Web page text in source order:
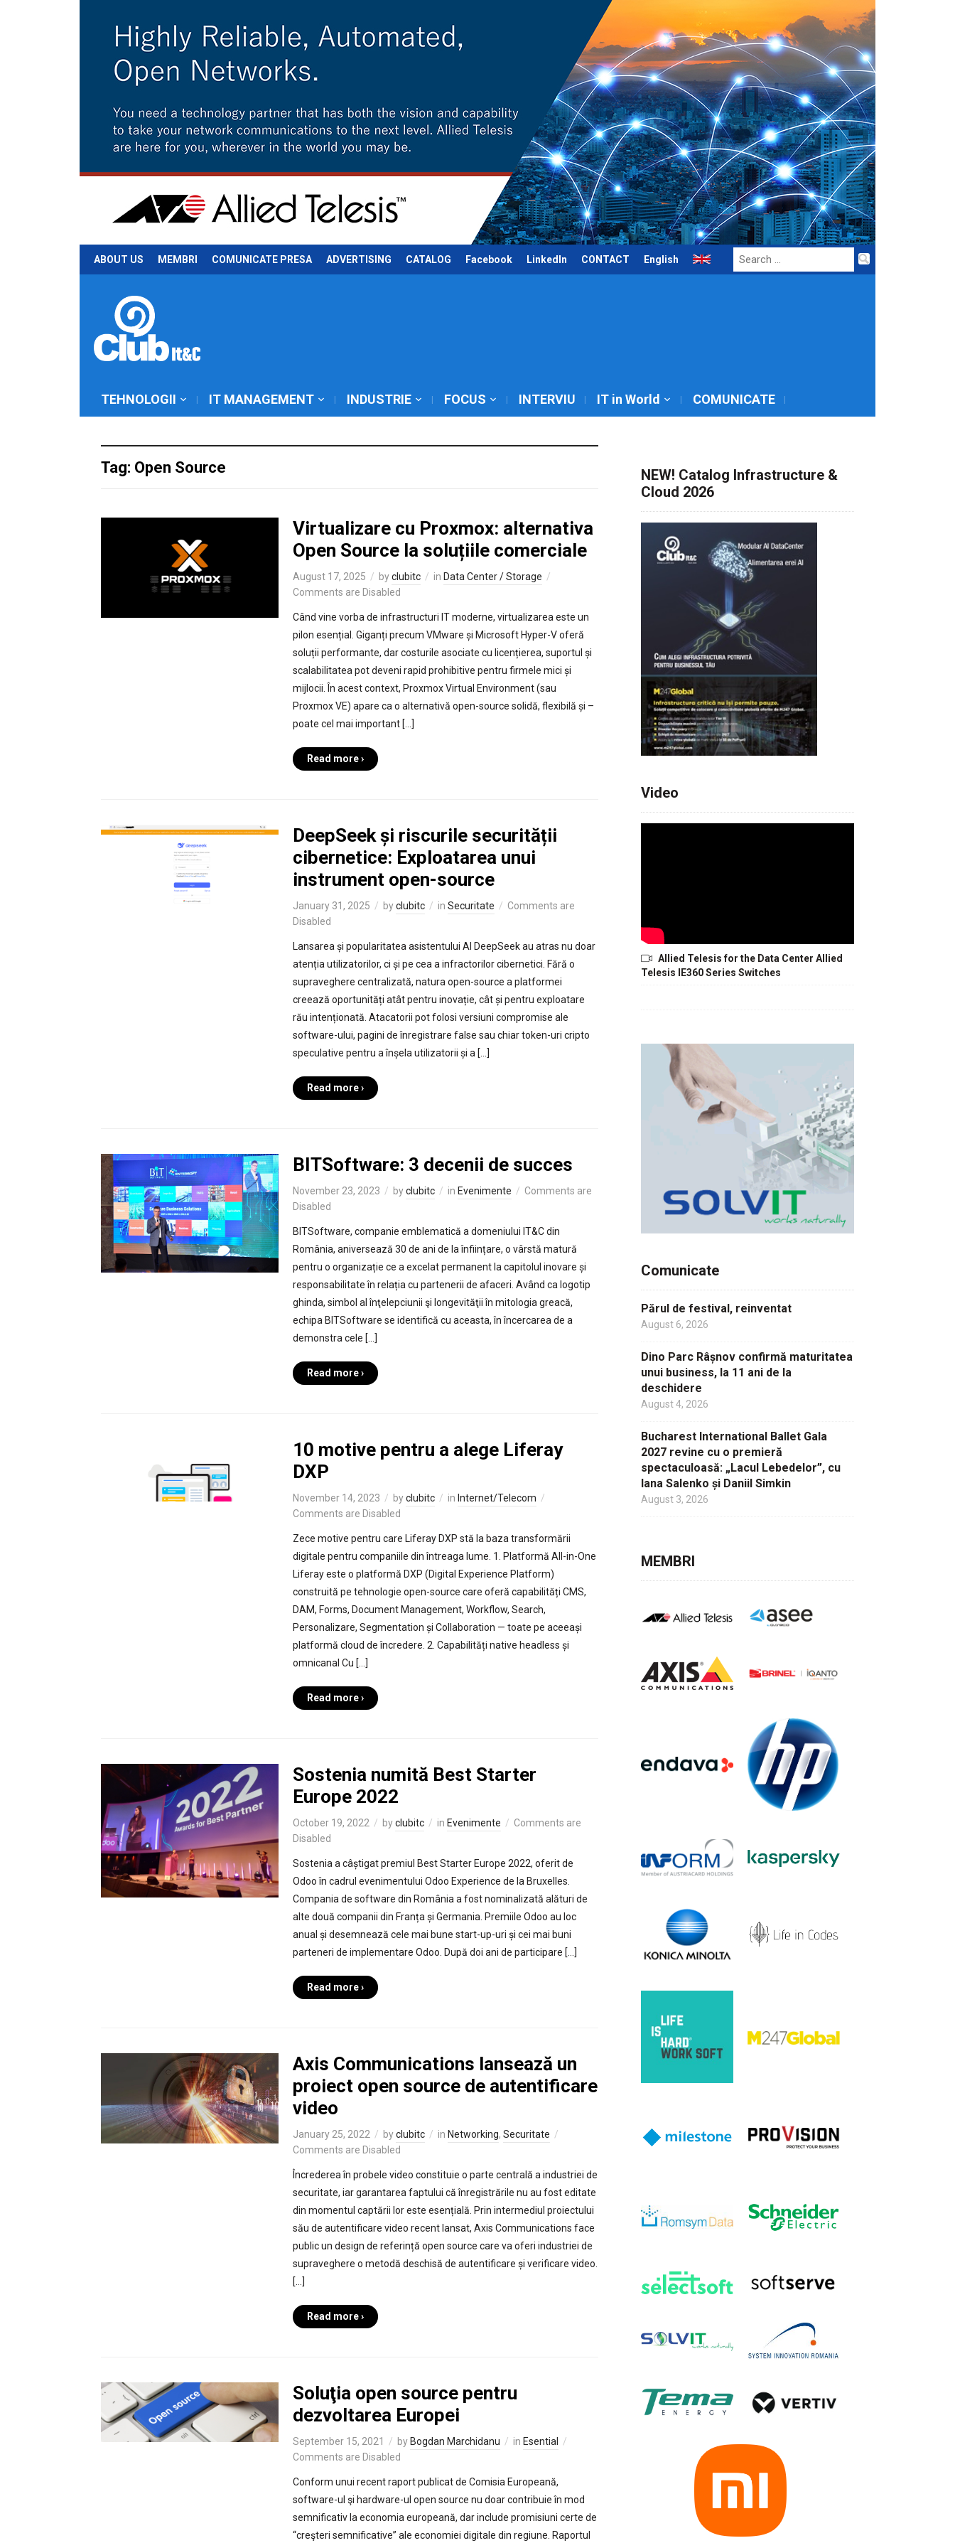
ABOUT US MEMBRI COMUNICATE PRESA ADVERTISING CATALOG Facebook LinkedIn CONTACT English
Search
for:
TEHNOLOGII IT MANAGEMENT INDUSTRIE FOCUS INTERVIU IT in World COMUNICATE
Tag: Open Source
Virtualizare cu Proxmox: alternativa
Open Source la soluțiile comerciale
August 17, 2025 byclubitc in Data Center / Storage
Comments are Disabled
Când vine vorba de infrastructuri IT moderne, virtualizarea este un
pilon esențial. Giganți precum VMware și Microsoft Hyper-V oferă
soluții performante, dar costurile asociate cu licențierea, suportul și
scalabilitatea pot deveni rapid prohibitive pentru firmele mici și
mijlocii. În acest context, Proxmox Virtual Environment (sau
Proxmox VE) apare ca o alternativă open-source solidă, flexibilă și –
poate cel mai important […]
Read more ›
DeepSeek și riscurile securității
cibernetice: Exploatarea unui
instrument open-source
January 31, 2025 byclubitc in Securitate
Comments are
Disabled
Lansarea și popularitatea asistentului AI DeepSeek au atras nu doar
atenția utilizatorilor, ci și pe cea a infractorilor cibernetici. Fără o
supraveghere centralizată, natura open-source a platformei
creează oportunități atât pentru inovație, cât și pentru exploatare
rău intenționată. Atacatorii pot folosi versiuni compromise ale
software-ului, pagini de înregistrare false sau chiar token-uri cripto
speculative pentru a înșela utilizatorii și a […]
Read more ›
BITSoftware: 3 decenii de succes
November 23, 2023 byclubitc in Evenimente
Comments are
Disabled
BITSoftware, companie emblematică a domeniului IT&C din
România, aniversează 30 de ani de la înființare, o vârstă matură
pentru o organizație ce a excelat permanent la capitolul inovare și
responsabilitate în relația cu partenerii de afaceri. Având ca logotip
ghinda, simbol al înţelepciunii şi longevităţii în mitologia greacă,
echipa BITSoftware se identifică cu aceasta, în încercarea de a
demonstra cele […]
Read more ›
10 motive pentru a alege Liferay
DXP
November 14, 2023 byclubitc in Internet/Telecom
Comments are Disabled
Zece motive pentru care Liferay DXP stă la baza transformării
digitale pentru companiile din întreaga lume. 1. Platformă All-in-One
Liferay este o platformă DXP (Digital Experience Platform)
construită pe tehnologie open-source care oferă capabilități CMS,
DAM, Forms, Document Management, Workflow, Search,
Personalizare, Segmentation și Collaboration — toate pe aceeași
platformă cloud de încredere. 2. Capabilități native headless și
omnicanal Cu […]
Read more ›
Sostenia numită Best Starter
Europe 2022
October 19, 2022 byclubitc in Evenimente
Comments are
Disabled
Sostenia a câștigat premiul Best Starter Europe 2022, oferit de
Odoo în cadrul evenimentului Odoo Experience de la Bruxelles.
Compania de software din România a fost nominalizată alături de
alte două companii din Franța și Germania. Premiile Odoo au loc
anual și desemnează cele mai bune start-up-uri și cei mai buni
parteneri de implementare Odoo. După doi ani de participare […]
Read more ›
Axis Communications lansează un
proiect open source de autentificare
video
January 25, 2022 byclubitc in Networking, Securitate
Comments are Disabled
Încrederea în probele video constituie o parte centrală a industriei de
securitate, iar garantarea faptului că înregistrările nu au fost editate
din momentul captării lor este esențială. Prin intermediul proiectului
său de autentificare video recent lansat, Axis Communications face
public un design de referință open source care va oferi industriei de
supraveghere o metodă deschisă de autentificare și verificare video.
[…]
Read more ›
Soluţia open source pentru
dezvoltarea Europei
September 15, 2021 by Bogdan Marchidanu in Esential
Comments are Disabled
Conform unui recent raport publicat de Comisia Europeană,
software-ul şi hardware-ul open source nu doar contribuie în mod
semnificativ la economia europeană, dar include promisiuni certe de
“creşteri semnificative” ale economiei digitale din regiune. Raportul
NEW! Catalog Infrastructure &
Cloud 2026
Video
Allied Telesis for the Data Center Allied
Telesis IE360 Series Switches
Comunicate
Părul de festival, reinventat
August 6, 2026
Dino Parc Râșnov confirmă maturitatea
unui business, la 11 ani de la
deschidere
August 4, 2026
Bucharest International Ballet Gala
2027 revine cu o premieră
spectaculoasă: „Lacul Lebedelor”, cu
Iana Salenko și Daniil Simkin
August 3, 2026
MEMBRI